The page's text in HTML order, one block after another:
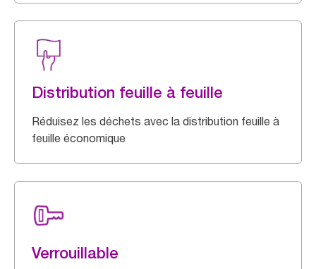
Distribution feuille à feuille
Réduisez les déchets avec la distribution feuille à
feuille économique
Verrouillable